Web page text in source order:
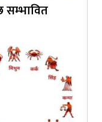
सम्भावित